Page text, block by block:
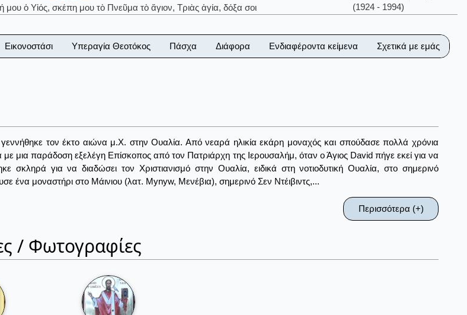
ὁ Υἱός, σκέπη μου τὸ Πνεῦμα τὸ ἅγιον, Τριὰς ἁγία, δόξα σοι
(1924 - 1994)
Εικονοστάσι Υπεραγία Θεοτόκος Πάσχα Διάφορα Ενδιαφέροντα κείμενα Σχετικά με εμάς
τον έκτο αιώνα μ.Χ. στην Ουαλία. Από νεαρά ηλικία εκάρη μοναχός και σπούδασε πολλά χρόνια
μια παράδοση εξελέγη Επίσκοπος από τον Πατριάρχη της Ιερουσαλήμ, όταν ο Άγιος David πήγε εκεί για να
σκληρά για να διαδώσει τον Χριστιανισμό στην Ουαλία, ειδικά στη νοτιοδυτική Ουαλία, στο σημερινό
ένα μοναστήρι στο Μάινιου (λατ. Mynyw, Μενέβια), σημερινό Σεν Ντέιβιντς,...
Περισσότερα (+)
/ Φωτογραφίες